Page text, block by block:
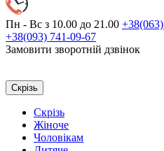
Пн - Вс з 10.00 до 21.00 +38(063)
+38(093) 741-09-67
Замовити зворотній дзвінок
Скрізь
Скрізь
Жіноче
Чоловікам